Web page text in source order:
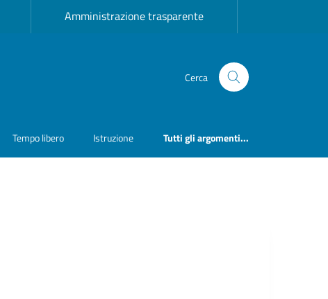
Amministrazione trasparente
Cerca
Tempo libero Istruzione Tutti gli argomenti...